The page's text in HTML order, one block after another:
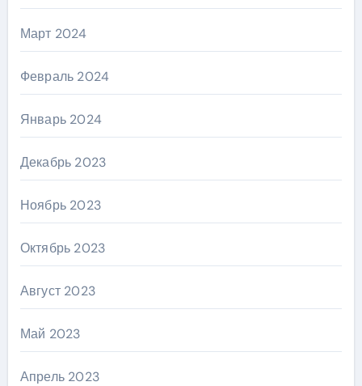
Март 2024
Февраль 2024
Январь 2024
Декабрь 2023
Ноябрь 2023
Октябрь 2023
Август 2023
Май 2023
Апрель 2023